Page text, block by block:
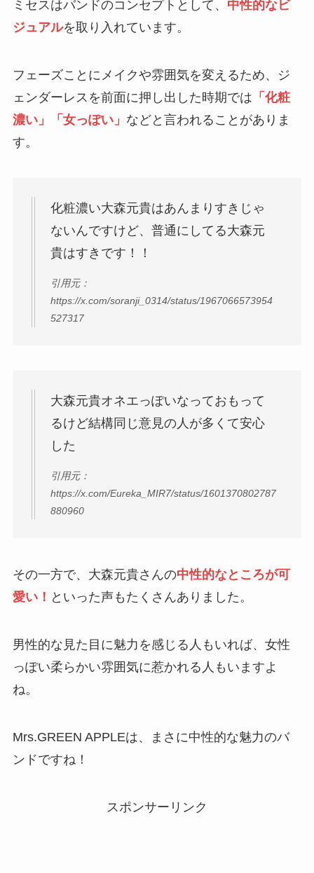
ミセスはバンドのコンセプトとして、 中性的なビ
ジュアルを取り入れています。
フェーズことにメイクや雰囲気を変えるため、ジ
ェンダーレスを前面に押し出した時期では 「化粧
濃い」「女っぽい」 などと言われることがありま
す。
化粧濃い大森元貴はあんまりすきじゃ
ないんですけど、普通にしてる大森元
貴はすきです！！
引用元：
https://x.com/soranji_0314/status/1967066573954
527317
大森元貴オネエっぽいなっておもって
るけど結構同じ意見の人が多くて安心
した
引用元：
https://x.com/Eureka_MIR7/status/1601370802787
880960
その一方で、大森元貴さんの中性的なところが可
愛い！ といった声もたくさんありました。
男性的な見た目に魅力を感じる人もいれば、女性
っぽい柔らかい雰囲気に惹かれる人もいますよ
ね。
Mrs.GREEN APPLEは、まさに中性的な魅力のバ
ンドですね！
スポンサーリンク